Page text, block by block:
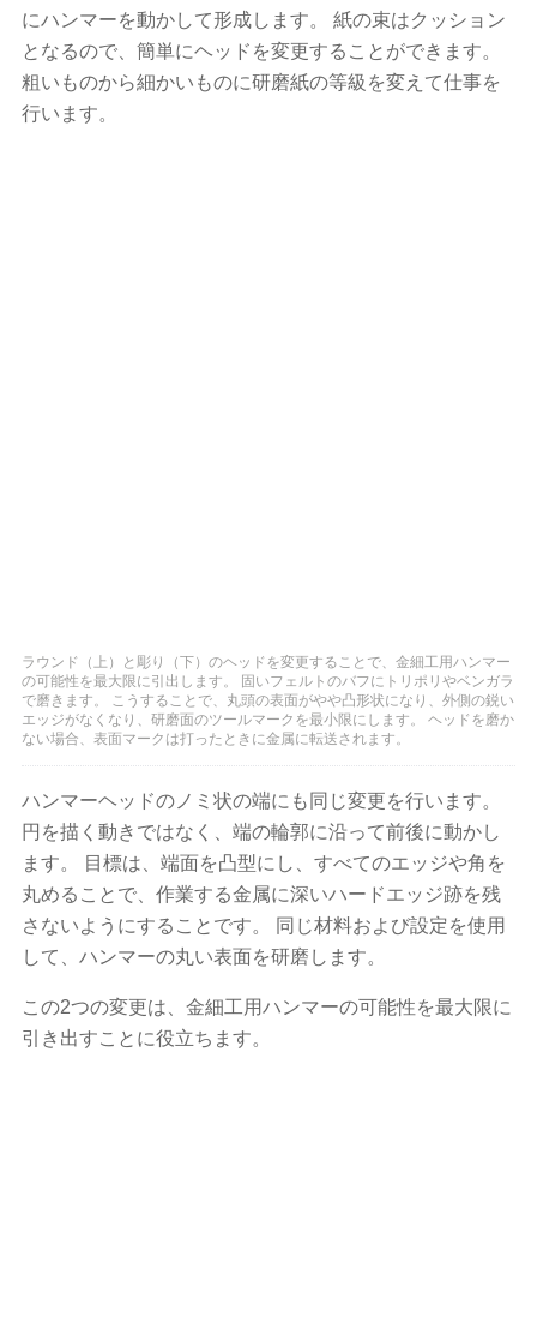
にハンマーを動かして形成します。 紙の束はクッション
となるので、簡単にヘッドを変更することができます。
粗いものから細かいものに研磨紙の等級を変えて仕事を
行います。
ラウンド（上）と彫り（下​​）のヘッドを変更することで、金細工用ハンマー
の可能性を最大限に引出します。 固いフェルトのバフにトリポリやベンガラ
で磨きます。 こうすることで、丸頭の表面がやや凸形状になり、外側の鋭い
エッジがなくなり、研磨面のツールマークを最小限にします。 ヘッドを磨か
ない場合、表面マークは打ったときに金属に転送されます。
ハンマーヘッドのノミ状の端にも同じ変更を行います。
円を描く動きではなく、端の輪郭に沿って前後に動かし
ます。 目標は、端面を凸型にし、すべてのエッジや角を
丸めることで、作業する金属に深いハードエッジ跡を残
さないようにすることです。 同じ材料および設定を使用
して、ハンマーの丸い表面を研磨します。
この2つの変更は、金細工用ハンマーの可能性を最大限に
引き出すことに役立ちます。